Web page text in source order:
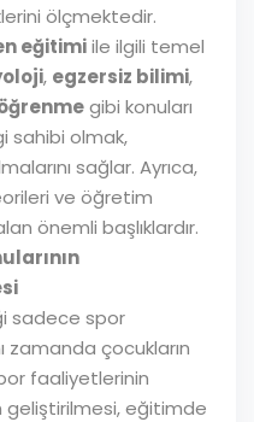
ölçmektedir.
eğitimiile ilgili temel
, egzersiz bilimi,
gibi konuları
sahibi olmak,
sağlar. Ayrıca,
ve öğretim
önemli başlıklardır.
sadece spor
zamanda çocukların
faaliyetlerinin
eğitimde